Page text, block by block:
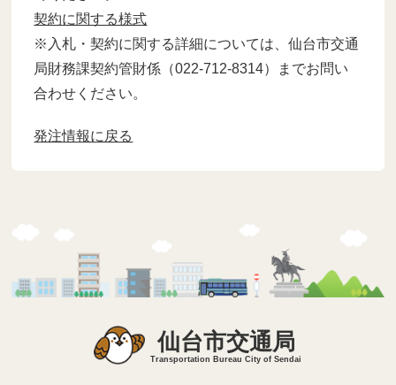
契約に関する様式
※入札・契約に関する詳細については、仙台市交通
局財務課契約管財係（022-712-8314）までお問い
合わせください。
発注情報に戻る
仙台市交通局
Transportation Bureau City of Sendai